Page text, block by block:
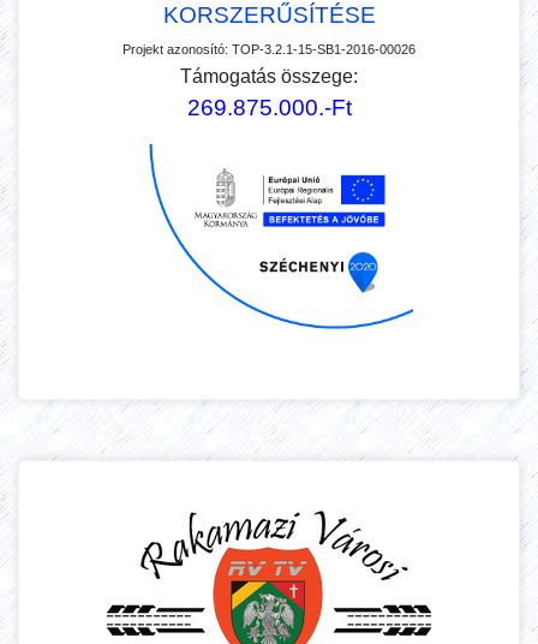
KORSZERŰSÍTÉSE
Projekt azonosító: TOP-3.2.1-15-SB1-2016-00026
Támogatás összege:
269.875.000.-Ft